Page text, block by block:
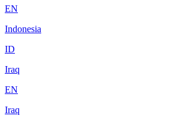
EN
Indonesia
ID
Iraq
EN
Iraq